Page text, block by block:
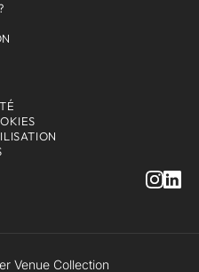
Venue Collection